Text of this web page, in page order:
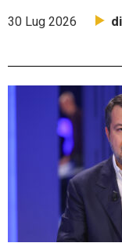
30 Lug 2026